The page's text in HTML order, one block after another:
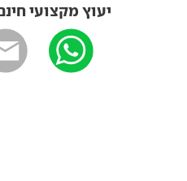
יעוץ מקצועי